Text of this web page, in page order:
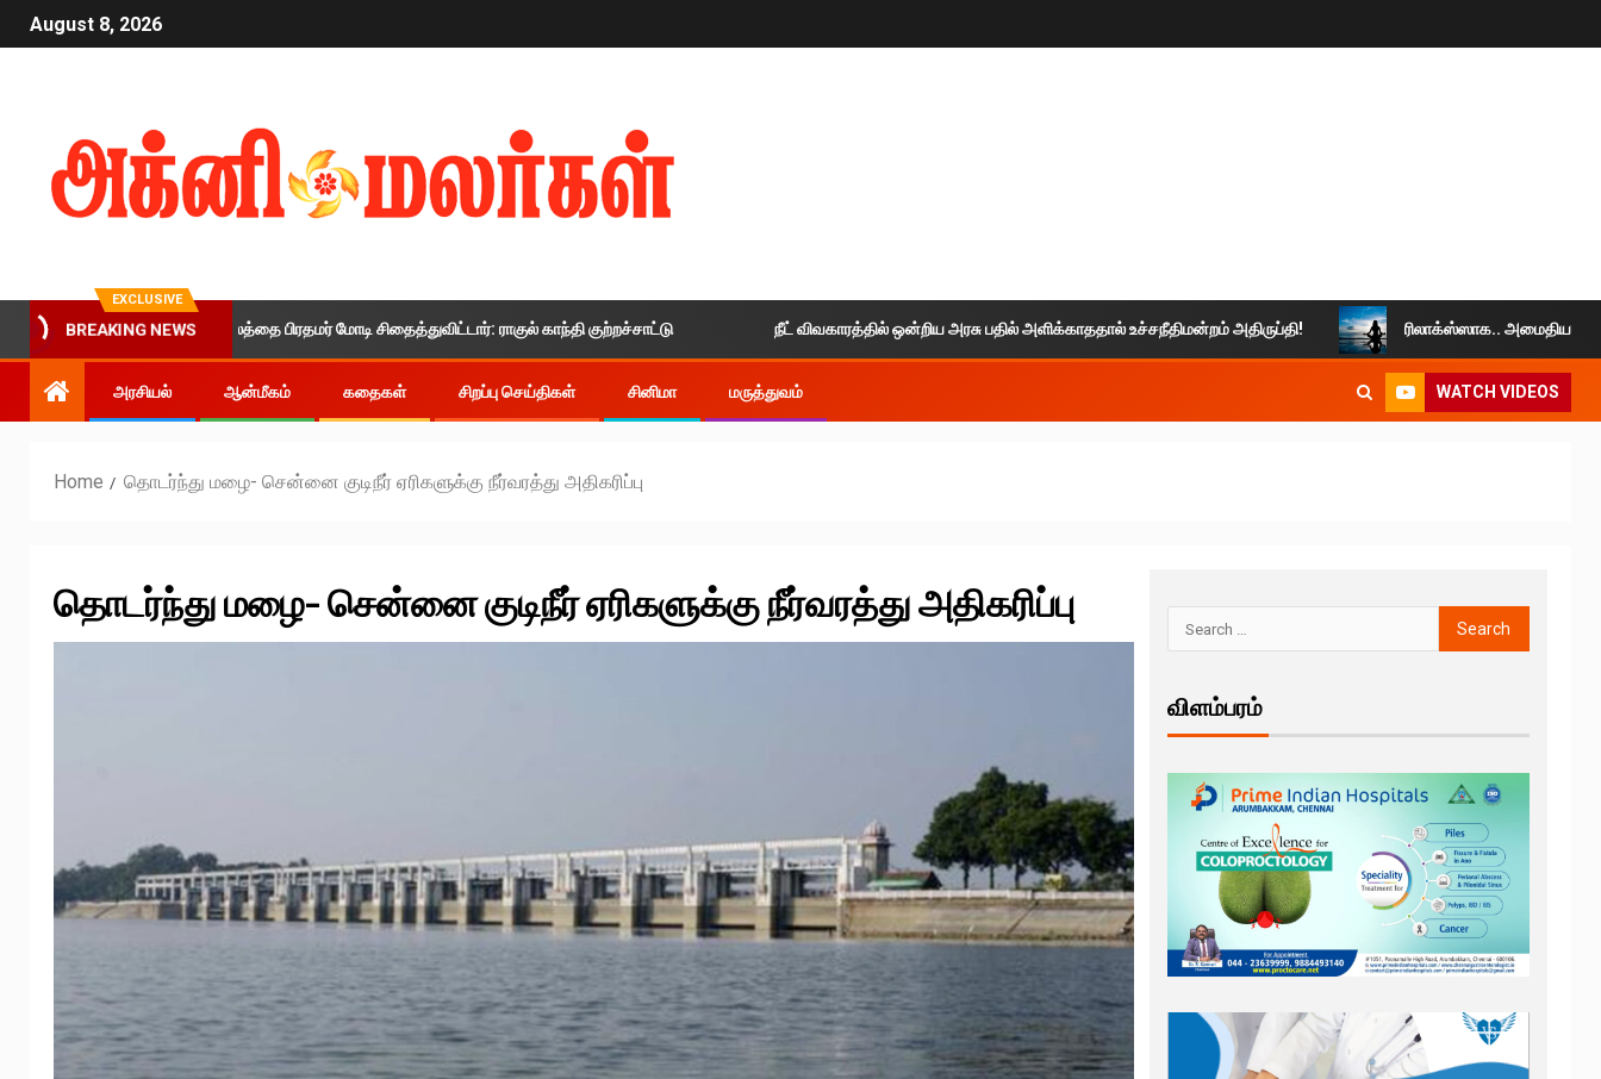
August 8, 2026
EXCLUSIVE
BREAKING NEWS
இளைஞர்களின் எதிர்காலத்தை பிரதமர் மோடி சிதைத்துவிட்டார்: ராகுல் காந்தி குற்றச்சாட்டு நீட் விவகாரத்தில் ஒன்றிய அரசு பதில் அளிக்காததால் உச்சநீதிமன்றம் அதிருப்தி! ரிலாக்ஸ்ஸாக.. அமைதியாக
அரசியல் ஆன்மீகம் கதைகள் சிறப்பு செய்திகள் சினிமா மருத்துவம் WATCH VIDEOS
Home தொடர்ந்து மழை- சென்னை குடிநீர் ஏரிகளுக்கு நீர்வரத்து அதிகரிப்பு
தொடர்ந்து மழை- சென்னை குடிநீர் ஏரிகளுக்கு நீர்வரத்து அதிகரிப்பு
விளம்பரம்